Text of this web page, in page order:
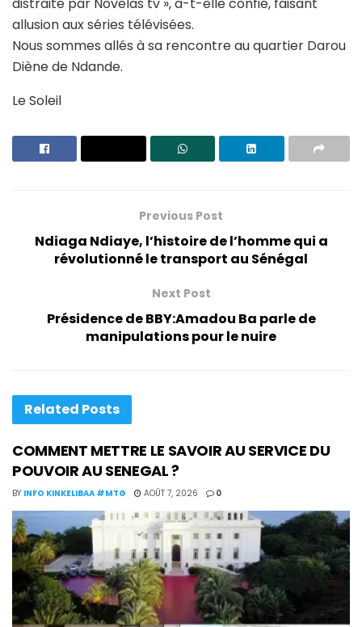
allusion aux séries télévisées.
Nous sommes allés à sa rencontre au quartier Darou
Diène de Ndande.
Le Soleil
Previous Post
Ndiaga Ndiaye, l’histoire de l’homme qui a
révolutionné le transport au Sénégal
Next Post
Présidence de BBY:Amadou Ba parle de
manipulations pour le nuire
Related Posts
COMMENT METTRE LE SAVOIR AU SERVICE DU
POUVOIR AU SENEGAL ?
BY INFO KINKELIBAA #MTG AOÛT 7, 2026 0